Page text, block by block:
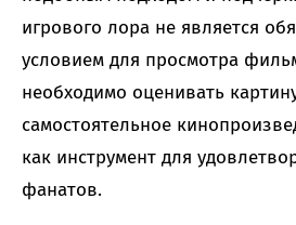
игрового лора не является
условием для просмотра
необходимо оценивать
самостоятельное
как инструмент для
фанатов.